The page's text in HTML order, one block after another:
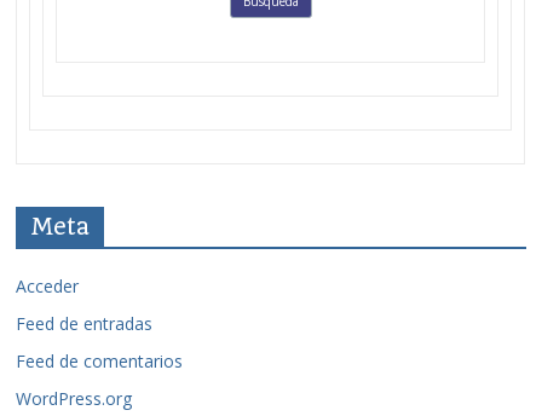
Meta
Acceder
Feed de entradas
Feed de comentarios
WordPress.org